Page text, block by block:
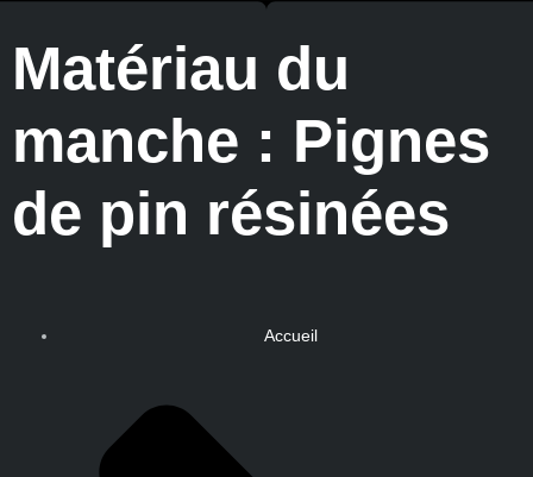
Matériau du
manche : Pignes
de pin résinées
Accueil